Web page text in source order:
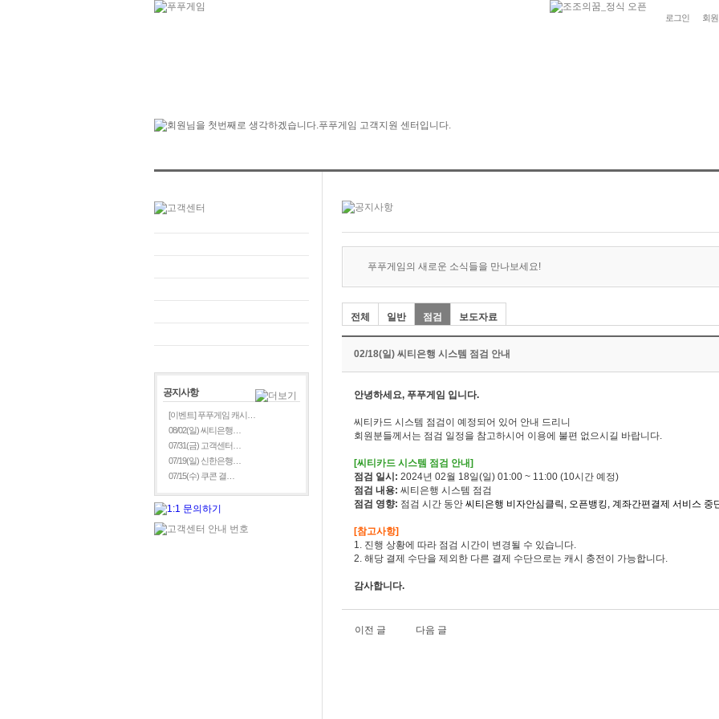
로그인 회
공지사항
[이벤트] 푸푸게임 캐시…
08/02(일) 씨티은행…
07/31(금) 고객센터…
07/19(일) 신한은행…
07/15(수) 쿠콘 결…
푸푸게임의 새로운 소식들을 만나보세요!
전체 일반 점검 보도자료
02/18(일) 씨티은행 시스템 점검 안내
안녕하세요, 푸푸게임 입니다.
씨티카드 시스템 점검이 예정되어 있어 안내 드리니
회원분들께서는 점검 일정을 참고하시어 이용에 불편 없으시길 바랍니다.
[씨티카드 시스템 점검 안내]
점검 일시: 2024년 02월 18일(일) 01:00 ~ 11:00 (10시간 예정)
점검 내용: 씨티은행 시스템 점검
점검 영향: 점검 시간 동안 씨티은행 비자안심클릭, 오픈뱅킹, 계좌간편결제 서비스 중
[참고사항]
1. 진행 상황에 따라 점검 시간이 변경될 수 있습니다.
2. 해당 결제 수단을 제외한 다른 결제 수단으로는 캐시 충전이 가능합니다.
감사합니다.
이전 글 다음 글